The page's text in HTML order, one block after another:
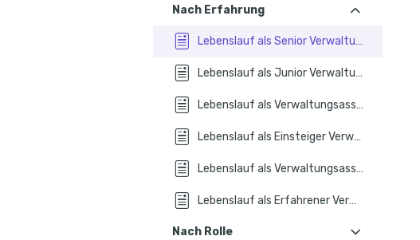
Nach Erfahrung
Lebenslauf als Senior Verwaltungsassistent
Lebenslauf als Junior Verwaltungsassistent
Lebenslauf als Verwaltungsassistent mit langjähriger Erfahrung
Lebenslauf als Einsteiger Verwaltungsassistent
Lebenslauf als Verwaltungsassistent mit mittlerer Erfahrung
Lebenslauf als Erfahrener Verwaltungsassistent
Nach Rolle